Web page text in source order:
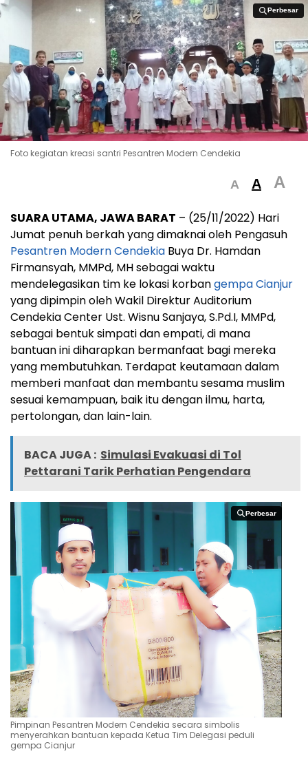
Perbesar
Perbesar
Foto kegiatan kreasi santri Pesantren Modern Cendekia
A A A
SUARA UTAMA, JAWA BARAT – (25/11/2022) Hari
Jumat penuh berkah yang dimaknai oleh Pengasuh
Pesantren Modern Cendekia Buya Dr. Hamdan
Firmansyah, MMPd, MH sebagai waktu
mendelegasikan tim ke lokasi korbangempa Cianjur
yang dipimpin oleh Wakil Direktur Auditorium
Cendekia Center Ust. Wisnu Sanjaya, S.Pd.I, MMPd,
sebagai bentuk simpati dan empati, di mana
bantuan ini diharapkan bermanfaat bagi mereka
yang membutuhkan. Terdapat keutamaan dalam
memberi manfaat dan membantu sesama muslim
sesuai kemampuan, baik itu dengan ilmu, harta,
pertolongan, dan lain-lain.
BACA JUGA : Simulasi Evakuasi di Tol
Pettarani Tarik Perhatian Pengendara
Perbesar
Perbesar
Pimpinan Pesantren Modern Cendekia secara simbolis
menyerahkan bantuan kepada Ketua Tim Delegasi peduli
gempa Cianjur